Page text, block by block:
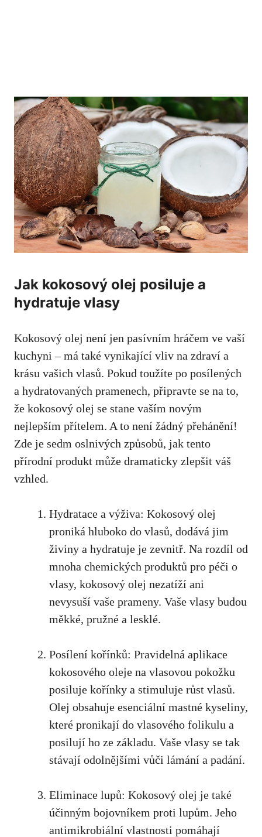
Jak kokosový olej posiluje a
hydratuje vlasy
Kokosový olej není jen pasívním hráčem ve vaší
kuchyni – má také vynikající vliv na zdraví a
krásu vašich vlasů. Pokud toužíte po posílených
a hydratovaných pramenech, připravte se na to,
že kokosový olej se stane vaším novým
nejlepším přítelem. A to není žádný přehánění!
Zde je sedm oslnivých způsobů, jak tento
přírodní produkt může dramaticky zlepšit váš
vzhled.
Hydratace a výživa: Kokosový olej
proniká hluboko do vlasů, dodává jim
živiny a hydratuje je zevnitř. Na rozdíl od
mnoha chemických produktů pro péči o
vlasy, kokosový olej nezatíží ani
nevysuší vaše prameny. Vaše vlasy budou
měkké, pružné a lesklé.
Posílení kořínků: Pravidelná aplikace
kokosového oleje na vlasovou pokožku
posiluje kořínky a stimuluje růst vlasů.
Olej obsahuje esenciální mastné kyseliny,
které pronikají do vlasového folikulu a
posilují ho ze základu. Vaše vlasy se tak
stávají odolnějšími vůči lámání a padání.
Eliminace lupů: Kokosový olej je také
účinným bojovníkem proti lupům. Jeho
antimikrobiální vlastnosti pomáhají